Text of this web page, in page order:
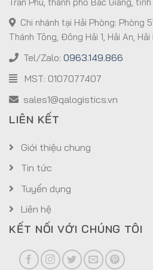
Chi nhánh tại Hải Phòng: Phòng
Thánh Tông, Đông Hải 1, Hải An, Hải
Tel/Zalo: 0963.149.866
MST: 0107077407
sales1@qalogistics.vn
LIÊN KẾT
Giới thiệu chung
Tin tức
Tuyển dụng
Liên hệ
KẾT NỐI VỚI CHÚNG TÔI